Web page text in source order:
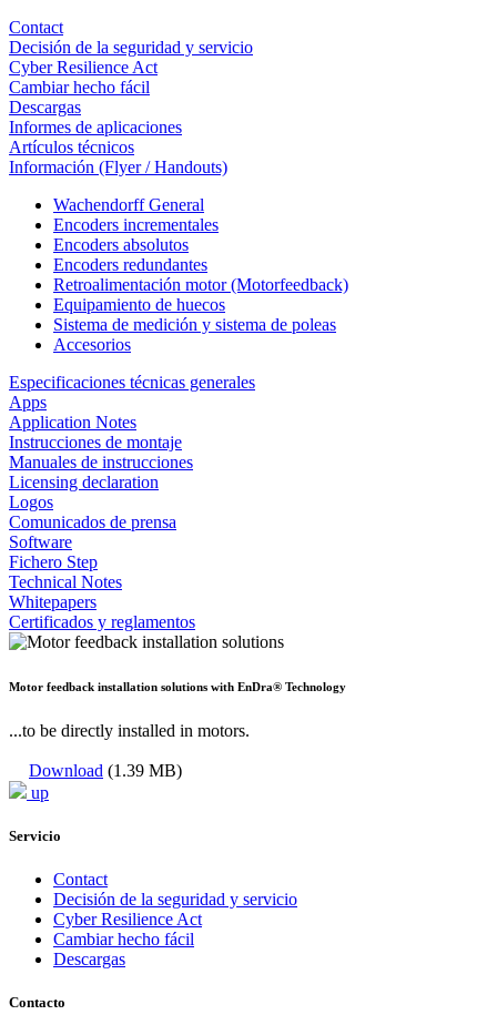
Contact
Decisión de la seguridad y servicio
Cyber Resilience Act
Cambiar hecho fácil
Descargas
Informes de aplicaciones
Artículos técnicos
Información (Flyer / Handouts)
Wachendorff General
Encoders incrementales
Encoders absolutos
Encoders redundantes
Retroalimentación motor (Motorfeedback)
Equipamiento de huecos
Sistema de medición y sistema de poleas
Accesorios
Especificaciones técnicas generales
Apps
Application Notes
Instrucciones de montaje
Manuales de instrucciones
Licensing declaration
Logos
Comunicados de prensa
Software
Fichero Step
Technical Notes
Whitepapers
Certificados y reglamentos
Motor feedback installation solutions with EnDra® Technology
...to be directly installed in motors.
Download (1.39 MB)
up
Servicio
Contact
Decisión de la seguridad y servicio
Cyber Resilience Act
Cambiar hecho fácil
Descargas
Contacto